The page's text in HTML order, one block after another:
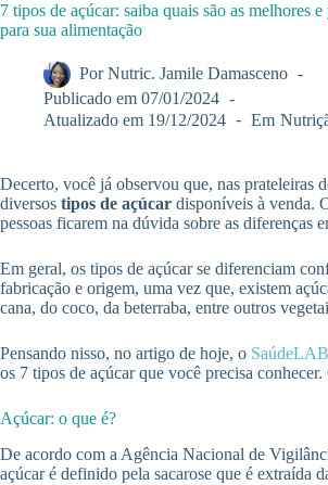
7 tipos de açúcar: saiba quais são as melhores
para sua alimentação
Por Nutric. Jamile Damasceno
Publicado em 07/01/2024
Atualizado em 19/12/2024 Em
Decerto, você já observou que, nas prateleiras
diversos tipos de açúcar disponíveis à venda.
pessoas ficarem na dúvida sobre as diferenças
Em geral, os tipos de açúcar se diferenciam
fabricação e origem, uma vez que, existem
cana, do coco, da beterraba, entre outros
Pensando nisso, no artigo de hoje, o SaúdeLAB
os 7 tipos de açúcar que você precisa
Açúcar: o que é?
De acordo com a Agência Nacional de
açúcar é definido pela sacarose que é extraída